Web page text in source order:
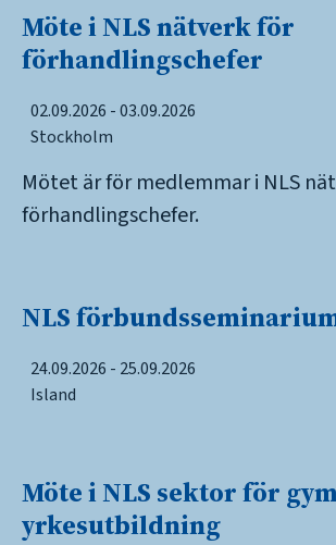
Möte i NLS nätverk för
förhandlingschefer
02.09.2026 - 03.09.2026
Stockholm
Mötet är för medlemmar i NLS
förhandlingschefer.
NLS
24.09.2026 - 25.09.2026
Island
Möte i NLS sektor för
yrkesutbildning